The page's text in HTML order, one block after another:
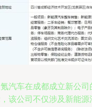
汽车在成都成立新公
该公司不仅涉及新能